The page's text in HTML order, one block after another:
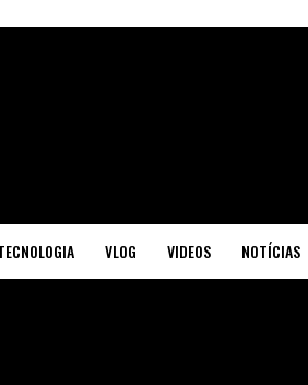
VLOG VIDEOS NOTÍCIAS